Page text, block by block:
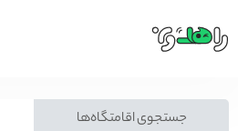
جستجوی اقامتگاه‌ها